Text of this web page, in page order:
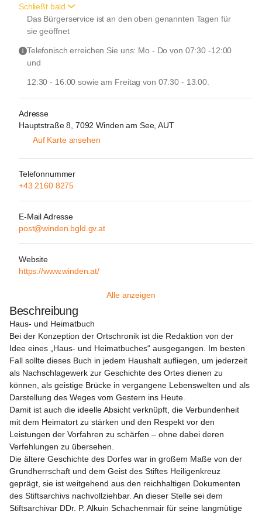
Schließt bald
Das Bürgerservice ist an den oben genannten Tagen für
sie geöffnet
Telefonisch erreichen Sie uns: Mo - Do von 07:30 -12:00
Adresse
Hauptstraße 8, 7092 Winden am See, AUT
Auf Karte ansehen
Telefonnummer
+43 2160 8275
E-Mail Adresse
post@winden.bgld.gv.at
Website
https://www.winden.at/
Alle anzeigen
Beschreibung
Haus- und Heimatbuch
Bei der Konzeption der Ortschronik ist die Redaktion von der
Idee eines „Haus- und Heimatbuches“ ausgegangen. Im besten
Fall sollte dieses Buch in jedem Haushalt aufliegen, um jederzeit
als Nachschlagewerk zur Geschichte des Ortes dienen zu
können, als geistige Brücke in vergangene Lebenswelten und als
Darstellung des Weges vom Gestern ins Heute.
Damit ist auch die ideelle Absicht verknüpft, die Verbundenheit
mit dem Heimatort zu stärken und den Respekt vor den
Leistungen der Vorfahren zu schärfen – ohne dabei deren
Verfehlungen zu übersehen.
Die ältere Geschichte des Dorfes war in großem Maße von der
Grundherrschaft und dem Geist des Stiftes Heiligenkreuz
geprägt, sie ist weitgehend aus den reichhaltigen Dokumenten
des Stiftsarchivs nachvollziehbar. An dieser Stelle sei dem
Stiftsarchivar DDr. P. Alkuin Schachenmair für seine langmütige